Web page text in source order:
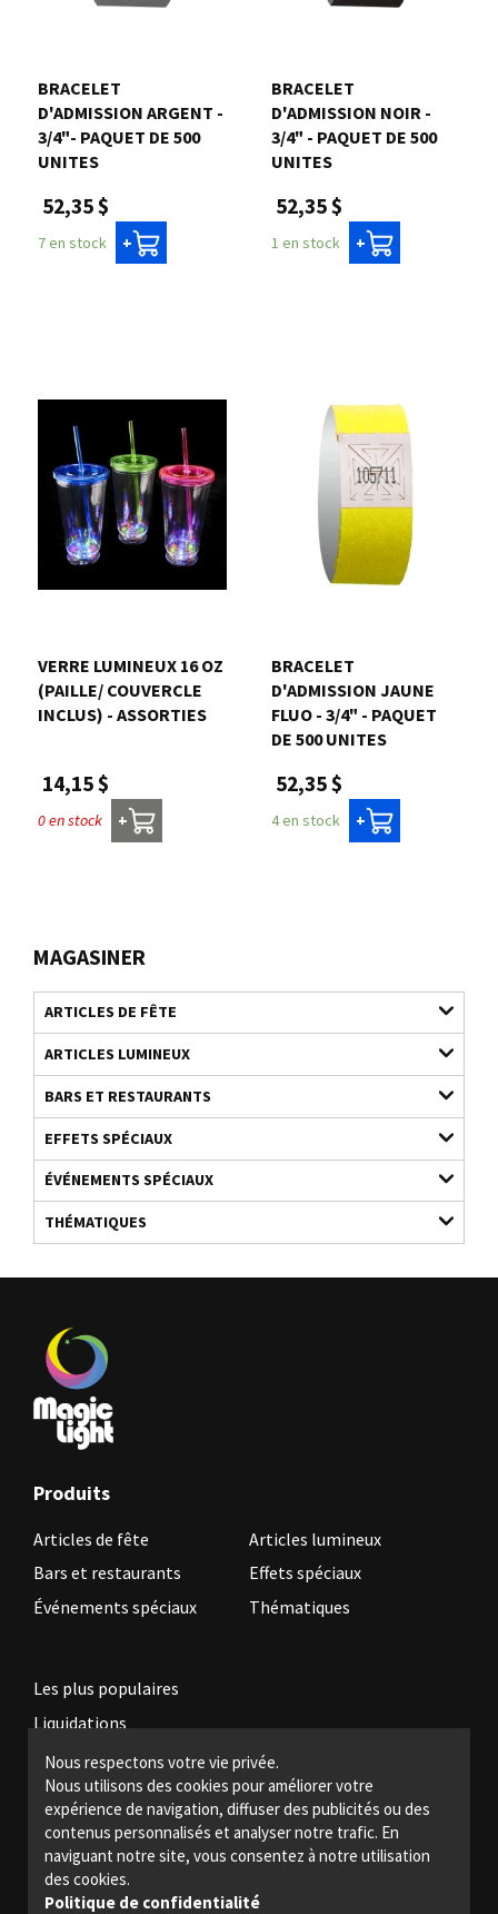
Nous respectons votre vie privée.
Nous utilisons des cookies pour améliorer votre
expérience de navigation, diffuser des publicités ou des
contenus personnalisés et analyser notre trafic. En
naviguant notre site, vous consentez à notre utilisation
des cookies.
Politique de confidentialité
MAGASINER
ARTICLES DE FÊTE
ARTICLES LUMINEUX
BARS ET RESTAURANTS
EFFETS SPÉCIAUX
ÉVÉNEMENTS SPÉCIAUX
THÉMATIQUES
BRACELET
D'ADMISSION ARGENT -
3/4"- PAQUET DE 500
UNITES
52,35 $
7 en stock +
BRACELET
D'ADMISSION NOIR -
3/4" - PAQUET DE 500
UNITES
52,35 $
1 en stock +
VERRE LUMINEUX 16 OZ
(PAILLE/ COUVERCLE
INCLUS) - ASSORTIES
14,15 $
0 en stock +
BRACELET
D'ADMISSION JAUNE
FLUO - 3/4" - PAQUET
DE 500 UNITES
52,35 $
4 en stock +
Produits
Articles de fête
Articles lumineux
Bars et restaurants
Effets spéciaux
Événements spéciaux
Thématiques
Les plus populaires
Liquidations
Devenez revendeur
Politiques légales
Nous joindre